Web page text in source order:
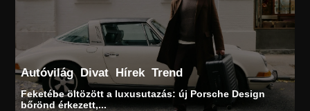
Autóvilág Divat Hírek Trend
Feketébe öltözött a luxusutazás: új Porsche Design
bőrönd érkezett,...